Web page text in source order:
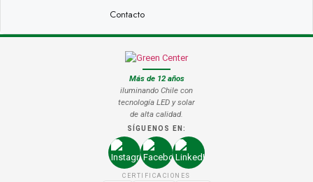
Contacto
Más de 12 años
iluminando Chile con
tecnología LED y solar
de alta calidad.
SÍGUENOS EN:
CERTIFICACIONES